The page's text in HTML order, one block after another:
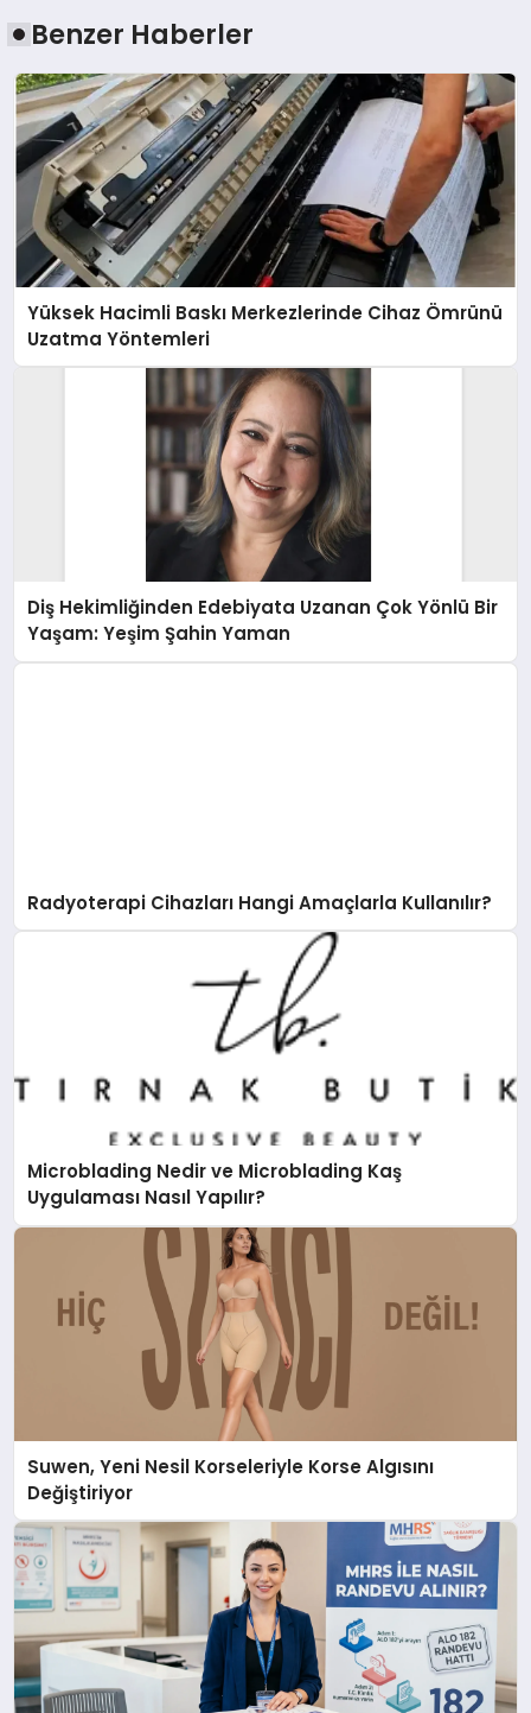
Benzer Haberler
Yüksek Hacimli Baskı Merkezlerinde Cihaz Ömrünü
Uzatma Yöntemleri
Diş Hekimliğinden Edebiyata Uzanan Çok Yönlü Bir
Yaşam: Yeşim Şahin Yaman
Radyoterapi Cihazları Hangi Amaçlarla Kullanılır?
Microblading Nedir ve Microblading Kaş
Uygulaması Nasıl Yapılır?
Suwen, Yeni Nesil Korseleriyle Korse Algısını
Değiştiriyor